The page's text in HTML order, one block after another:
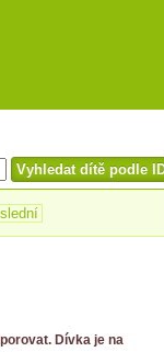
Dívka je na